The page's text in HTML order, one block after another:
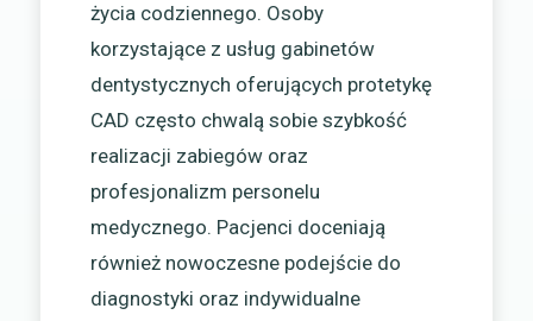
życia codziennego. Osoby
korzystające z usług gabinetów
dentystycznych oferujących protetykę
CAD często chwalą sobie szybkość
realizacji zabiegów oraz
profesjonalizm personelu
medycznego. Pacjenci doceniają
również nowoczesne podejście do
diagnostyki oraz indywidualne